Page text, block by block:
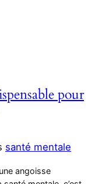
pour
santé mentale
angoisse